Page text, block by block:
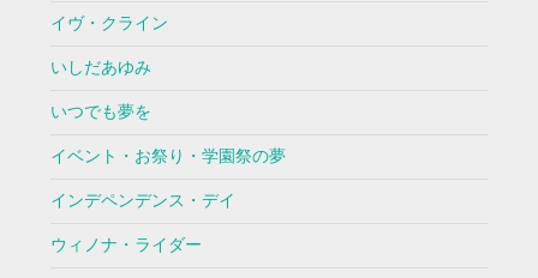
イヴ・クライン
いしだあゆみ
いつでも夢を
イベント・お祭り・学園祭の夢
インデペンデンス・デイ
ウィノナ・ライダー